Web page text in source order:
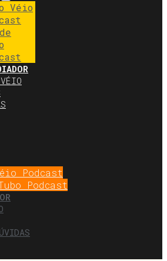
Véio
Podcast
Podcast